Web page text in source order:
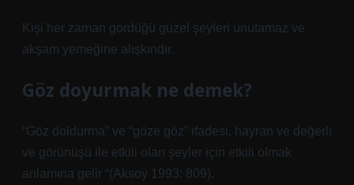
Kişi her zaman gördüğü güzel şeyleri unutamaz ve
akşam yemeğine alışkındır.
Göz doyurmak ne demek?
“Göz doldurma” ve “göze göz” ifadesi, hayran ve değerli
ve görünüşü ile etkili olan şeyler için etkili olmak
anlamına gelir “(Aksoy 1993: 809).